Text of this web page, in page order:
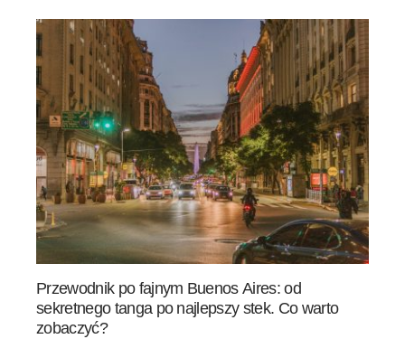
Przewodnik po fajnym Buenos Aires: od
sekretnego tanga po najlepszy stek. Co warto
zobaczyć?